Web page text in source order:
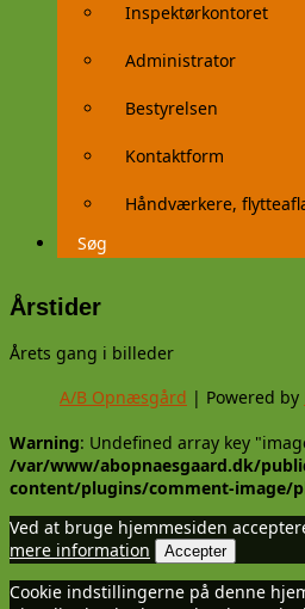
Inspektørkontoret
Administrator
Bestyrelsen
Kontaktform
Håndværkere,
Søg
Årstider
Årets gang i billeder
A/B Opnæsgård | Powered by
Warning: Undefined array key
/var/www/abopnaesgaard.dk/
content/plugins/comment-image/
Ved at bruge hjemmesiden
mere information
Accepter
Cookie indstillingerne på denne